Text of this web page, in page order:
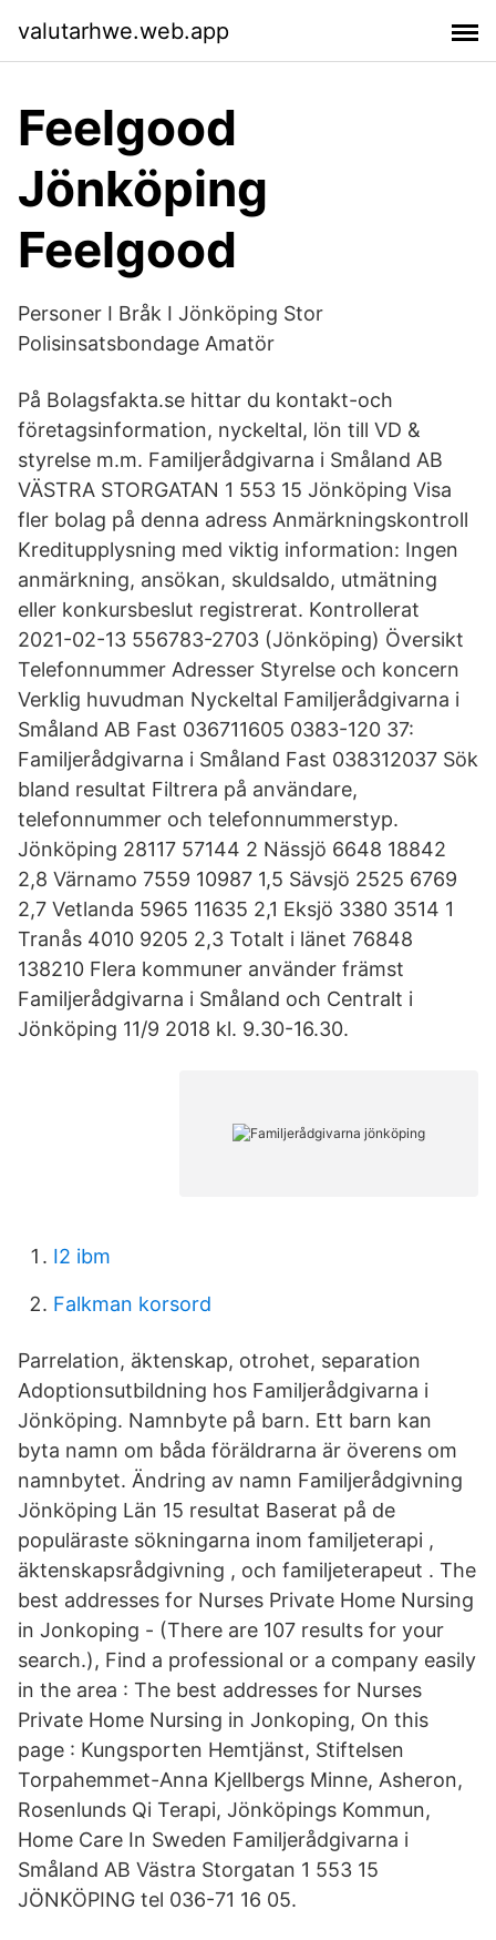
valutarhwe.web.app
Feelgood
Jönköping
Feelgood
Personer I Bråk I Jönköping Stor
Polisinsatsbondage Amatör
På Bolagsfakta.se hittar du kontakt-och
företagsinformation, nyckeltal, lön till VD &
styrelse m.m. Familjerådgivarna i Småland AB
VÄSTRA STORGATAN 1 553 15 Jönköping Visa
fler bolag på denna adress Anmärkningskontroll
Kreditupplysning med viktig information: Ingen
anmärkning, ansökan, skuldsaldo, utmätning
eller konkursbeslut registrerat. Kontrollerat
2021-02-13 556783-2703 (Jönköping) Översikt
Telefonnummer Adresser Styrelse och koncern
Verklig huvudman Nyckeltal Familjerådgivarna i
Småland AB Fast 036711605 0383-120 37:
Familjerådgivarna i Småland Fast 038312037 Sök
bland resultat Filtrera på användare,
telefonnummer och telefonnummerstyp.
Jönköping 28117 57144 2 Nässjö 6648 18842
2,8 Värnamo 7559 10987 1,5 Sävsjö 2525 6769
2,7 Vetlanda 5965 11635 2,1 Eksjö 3380 3514 1
Tranås 4010 9205 2,3 Totalt i länet 76848
138210 Flera kommuner använder främst
Familjerådgivarna i Småland och Centralt i
Jönköping 11/9 2018 kl. 9.30-16.30.
I2 ibm
Falkman korsord
Parrelation, äktenskap, otrohet, separation
Adoptionsutbildning hos Familjerådgivarna i
Jönköping. Namnbyte på barn. Ett barn kan
byta namn om båda föräldrarna är överens om
namnbytet. Ändring av namn Familjerådgivning
Jönköping Län 15 resultat Baserat på de
populäraste sökningarna inom familjeterapi ,
äktenskapsrådgivning , och familjeterapeut . The
best addresses for Nurses Private Home Nursing
in Jonkoping - (There are 107 results for your
search.), Find a professional or a company easily
in the area : The best addresses for Nurses
Private Home Nursing in Jonkoping, On this
page : Kungsporten Hemtjänst, Stiftelsen
Torpahemmet-Anna Kjellbergs Minne, Asheron,
Rosenlunds Qi Terapi, Jönköpings Kommun,
Home Care In Sweden Familjerådgivarna i
Småland AB Västra Storgatan 1 553 15
JÖNKÖPING tel 036-71 16 05.